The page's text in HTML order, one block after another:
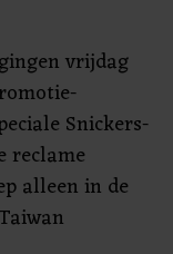
vrijdag
Snickers-
reclame
alleen in de